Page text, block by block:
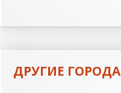
ДРУГИЕ ГОРОДА